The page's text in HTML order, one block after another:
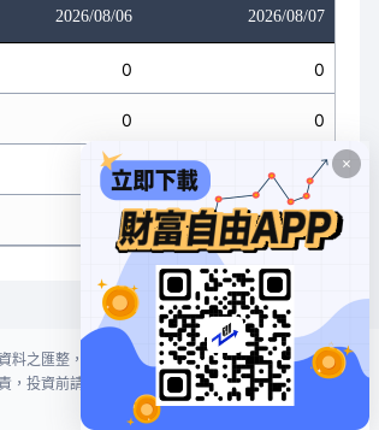
2026/08/06 2026/08/07
0 0
0 0
0 0
0 0
料之匯整，本網站對投資人買賣不作任何建議或暗
，投資前請謹慎評估風險。